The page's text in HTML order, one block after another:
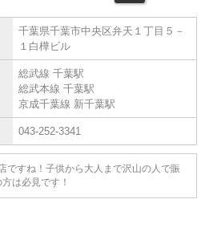
千葉県千葉市中央区弁天１丁目５－
１白樺ビル
総武線 千葉駅
総武本線 千葉駅
京成千葉線 新千葉駅
043-252-3341
ですね！子供から大人まで沢山の人で賑
は必見です！